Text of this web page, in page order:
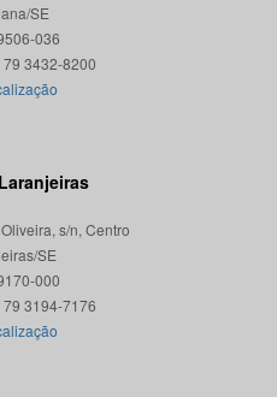
SE
036
s/n, Centro
SE
000